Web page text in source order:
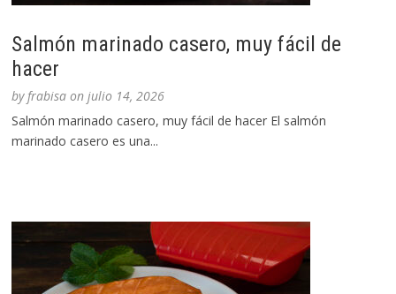
Salmón marinado casero, muy fácil de
hacer
byfrabisa onjulio 14, 2026
Salmón marinado casero, muy fácil de hacer El salmón
marinado casero es una...